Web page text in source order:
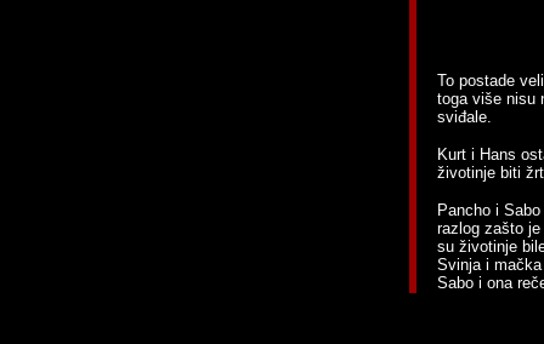
To postade
toga više nisu
sviđale.
Kurt i Hans
životinje biti
Pancho i
razlog zašto
su životinje
Svinja i
Sabo i ona